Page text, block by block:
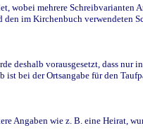
wobei mehrere
im Kirchenbuch verwendeten
deshalb vorausgesetzt, dass
bei der Ortsangabe für den
Angaben wie z. B. eine Heirat,